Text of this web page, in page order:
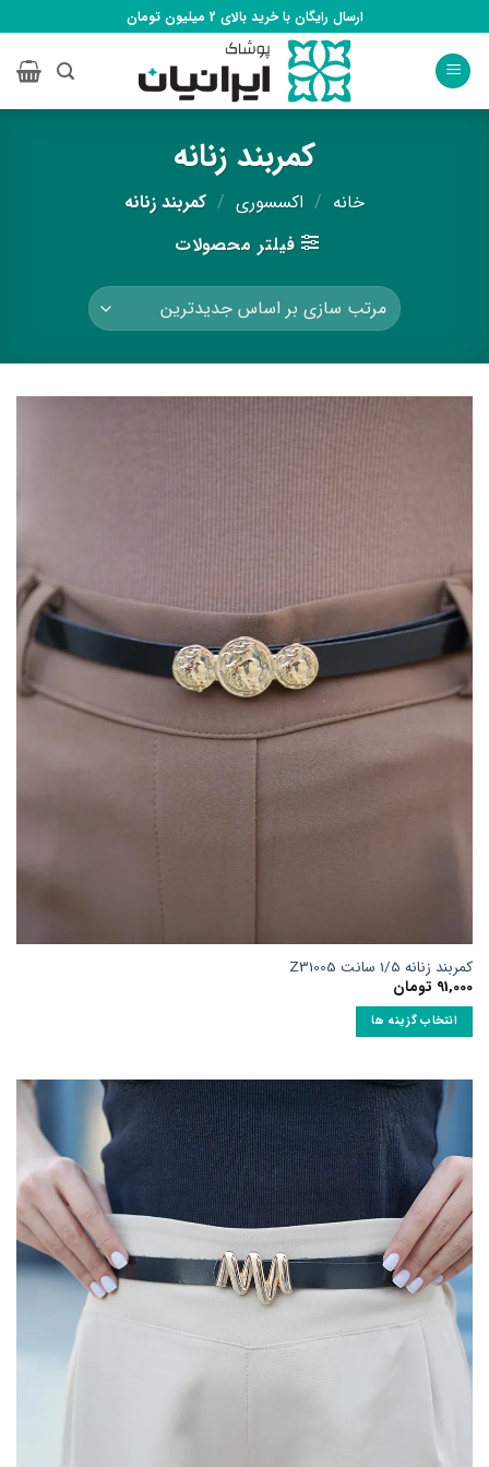
to
content
ارسال رایگان با خرید بالای 2 میلیون تومان
کمربند زنانه
خانه / اکسسوری / کمربند زنانه
فیلتر محصولات
کمربند زنانه 1/5 سانت Z31005
91,000 تومان
انتخاب گزینه ها
دارای
مختلفی
می
باشد.
گزینه
ها
ممکن
است
صفحه
محصول
انتخاب